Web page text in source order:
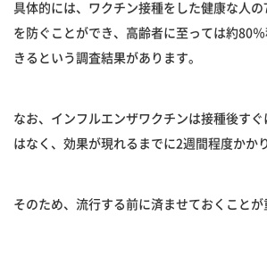
具体的には、ワクチン接種をした健康な人
を防ぐことができ、高齢者に至っては約80
きるという調査結果があります。
なお、インフルエンザワクチンは接種後す
はなく、効果が現れるまでに2週間程度かか
そのため、流行する前に済ませておくことが